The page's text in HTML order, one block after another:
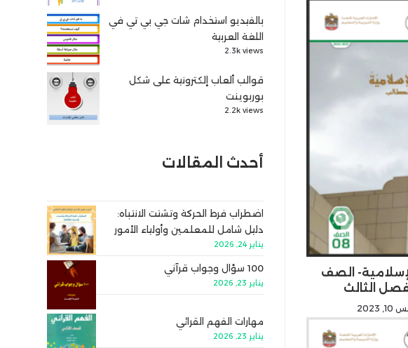
الصف
الثالث
بالفيديو استخدام شات جي بي تي في
اللغة العربية
2.3k views
قوالب ألعاب إلكترونية على شكل
بوربوينت
2.2k views
أحدث المقالات
اضطراب فرط الحركة وتشتت الانتباه:
دليل شامل للمعلمين وأولياء الأمور
يناير 24, 2026
100 سؤال وجواب قرآني
يناير 23, 2026
مهارات الفهم القرائي
يناير 23, 2026